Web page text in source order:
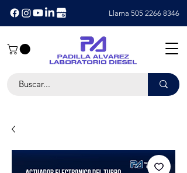
Llama 505 2266 8346